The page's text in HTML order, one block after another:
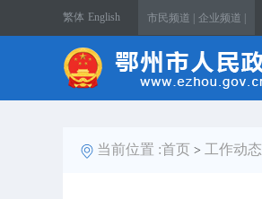
繁体 English 市民频道 | 企业频道 |
当前位置 :首页 > 工作动态